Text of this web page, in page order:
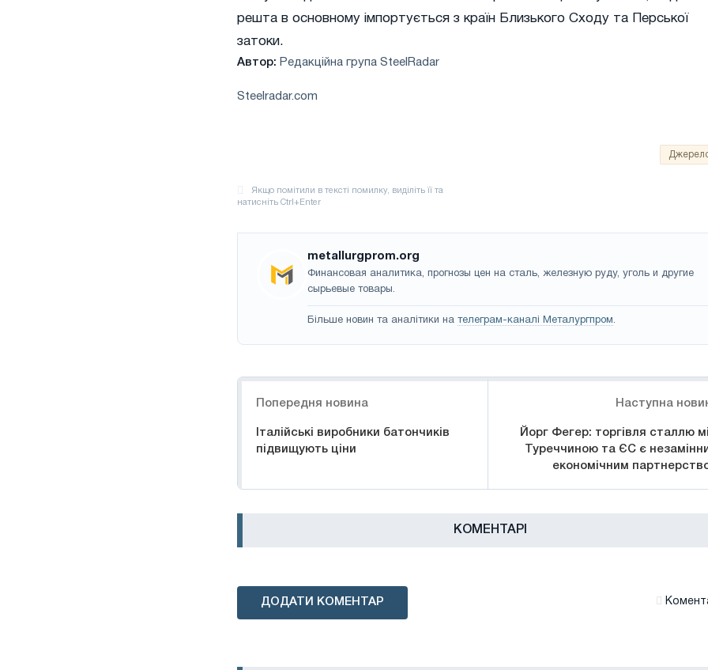
решта в основному імпортується з країн Близького Сходу та Перської
затоки.
Автор: Редакційна група SteelRadar
Steelradar.com
metallurgprom.org
Финансовая аналитика, прогнозы цен на сталь, железную руду, уголь и другие
сырьевые товары.
Більше новин та аналітики на телеграм-каналі Металургпром.
Попередня новина
Італійські виробники батончиків
підвищують ціни
Наступна
Йорг Фегер: торгівля сталлю
Туреччиною та ЄС є
економічним
КОМЕНТАРІ
ДОДАТИ КОМЕНТАР